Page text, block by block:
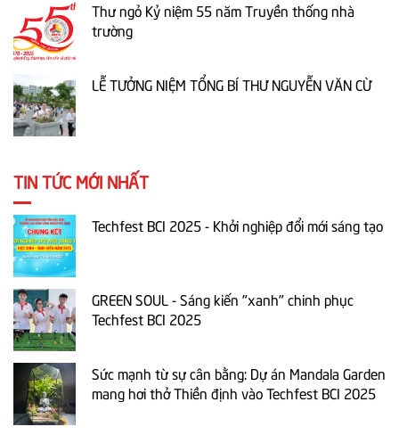
Thư ngỏ Kỷ niệm 55 năm Truyền thống nhà
trường
LỄ TƯỞNG NIỆM TỔNG BÍ THƯ NGUYỄN VĂN CỪ
TIN TỨC MỚI NHẤT
Techfest BCI 2025 - Khởi nghiệp đổi mới sáng tạo
GREEN SOUL - Sáng kiến "xanh" chinh phục
Techfest BCI 2025
Sức mạnh từ sự cân bằng: Dự án Mandala Garden
mang hơi thở Thiền định vào Techfest BCI 2025